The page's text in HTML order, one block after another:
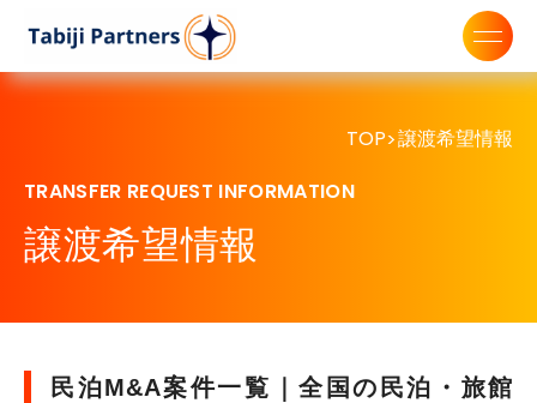
TOP>譲渡希望情報
TRANSFER REQUEST INFORMATION
譲渡希望情報
民泊M&A案件一覧｜全国の民泊・旅館